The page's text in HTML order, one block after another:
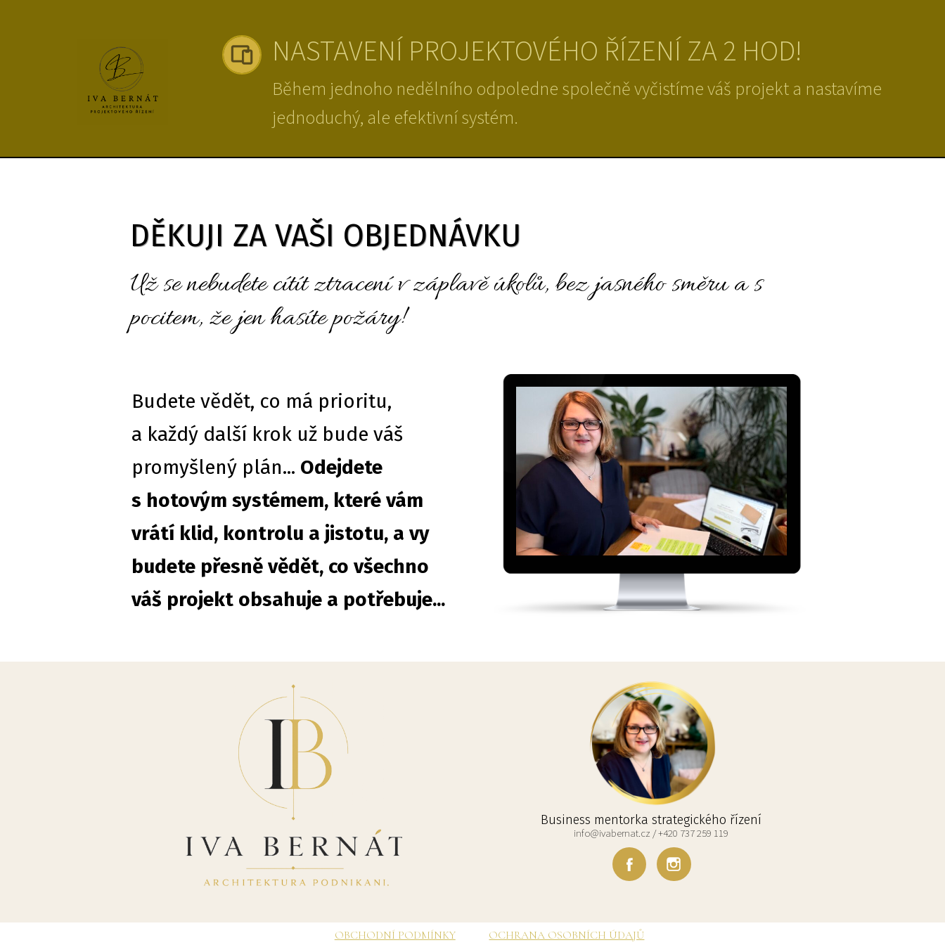
NASTAVENÍ PROJEKTOVÉHO ŘÍZENÍ ZA 2 HOD!
Během jednoho nedělního odpoledne společně vyčistíme váš projekt a nastavíme
jednoduchý, ale efektivní systém.
DĚKUJI ZA VAŠI OBJEDNÁVKU
Už se nebudete cítít ztracení v záplavě úkolů, bez jasného směru a s
pocitem, že jen hasíte požáry!
Budete vědět, co má prioritu,
a každý další krok už bude váš
promyšlený plán... Odejdete
s hotovým systémem, které vám
vrátí klid, kontrolu a jistotu, a vy
budete přesně vědět, co všechno
váš projekt obsahuje a potřebuje...
Business mentorka strategického řízení
info@ivabernat.cz / +420 737 259 119
OBCHODNÍ PODMÍNKY OCHRANA OSOBNÍCH ÚDAJŮ